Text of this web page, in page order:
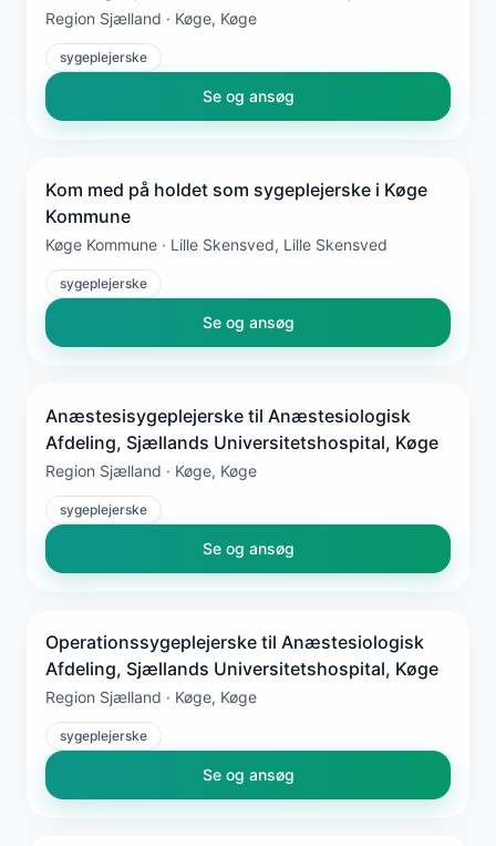
Region Sjælland · Køge, Køge
sygeplejerske
Se og ansøg
Kom med på holdet som sygeplejerske i Køge
Kommune
Køge Kommune · Lille Skensved, Lille Skensved
sygeplejerske
Se og ansøg
Anæstesisygeplejerske til Anæstesiologisk
Afdeling, Sjællands Universitetshospital, Køge
Region Sjælland · Køge, Køge
sygeplejerske
Se og ansøg
Operationssygeplejerske til Anæstesiologisk
Afdeling, Sjællands Universitetshospital, Køge
Region Sjælland · Køge, Køge
sygeplejerske
Se og ansøg